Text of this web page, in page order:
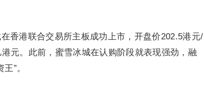
香港联合交易所主板成功上市，开盘价202.5港元/
元。此前，蜜雪冰城在认购阶段就表现强劲，融
”。